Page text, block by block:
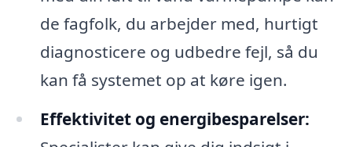
de fagfolk, du arbejder med, hurtigt
diagnosticere og udbedre fejl, så du
kan få systemet op at køre igen.
Effektivitet og energibesparelser: